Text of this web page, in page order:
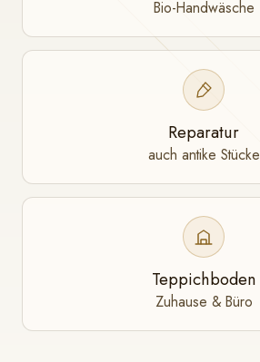
Bio-Handwäsche
Reparatur
auch antike Stücke
Teppichboden
Zuhause & Büro